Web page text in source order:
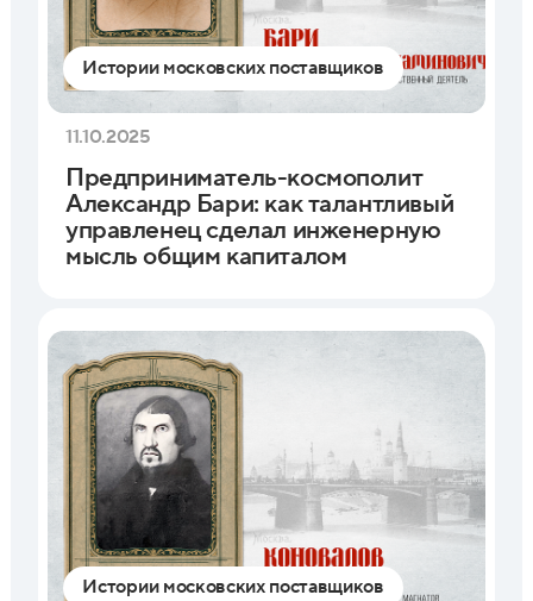
Истории московских поставщиков
11.10.2025
Предприниматель-космополит
Александр Бари: как талантливый
управленец сделал инженерную
мысль общим капиталом
Истории московских поставщиков